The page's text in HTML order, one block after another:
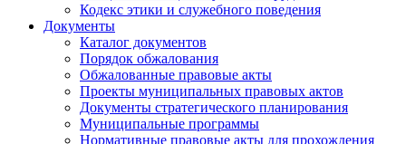
Кодекс этики и служебного поведения
Документы
Каталог документов
Порядок обжалования
Обжалованные правовые акты
Проекты муниципальных правовых актов
Документы стратегического планирования
Муниципальные программы
Нормативные правовые акты для прохождения